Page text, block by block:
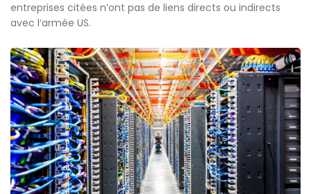
entreprises citées n’ont pas de liens directs ou indirects
avec l’armée US.